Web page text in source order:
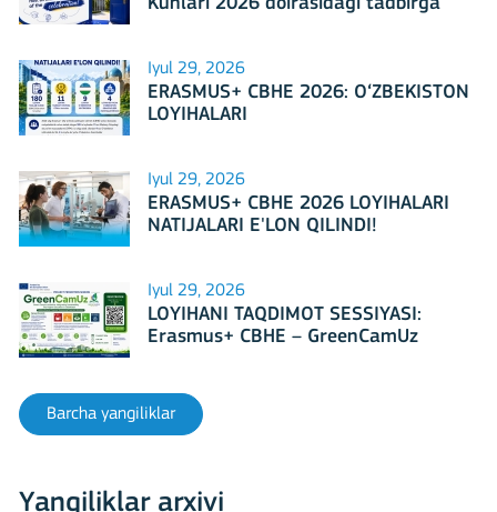
Kunlari 2026 doirasidagi tadbirga
Iyul 29, 2026
ERASMUS+ CBHE 2026: O‘ZBEKISTON
LOYIHALARI
Iyul 29, 2026
ERASMUS+ CBHE 2026 LOYIHALARI
NATIJALARI E'LON QILINDI!
Iyul 29, 2026
LOYIHANI TAQDIMOT SESSIYASI:
Erasmus+ CBHE – GreenCamUz
Barcha yangiliklar
Yangiliklar arxivi